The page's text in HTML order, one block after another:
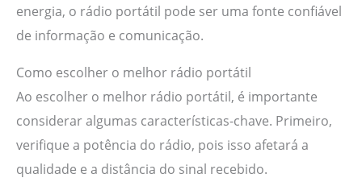
energia, o rádio portátil pode ser uma fonte confiável
de informação e comunicação.
Como escolher o melhor rádio portátil
Ao escolher o melhor rádio portátil, é importante
considerar algumas características-chave. Primeiro,
verifique a potência do rádio, pois isso afetará a
qualidade e a distância do sinal recebido.